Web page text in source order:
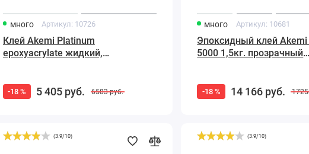
много Артикул: 10726
Клей Akemi Platinum
epoxyacrylate жидкий,
-18 % 5 405 руб. 6583руб.
много Артикул: 10681
Эпоксидный клей Akemi
5000 1,5кг. прозрачный
-18 % 14 166 руб.
Мраморная
(3.9/10)
Мраморная
(3.9/10)